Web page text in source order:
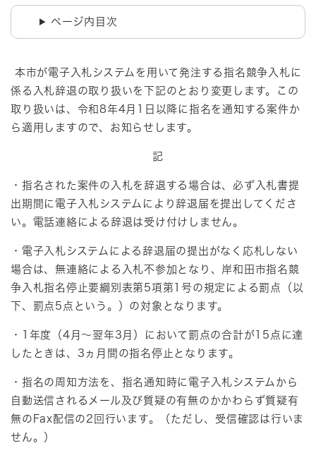
ページ内目次
本市が電子入札システムを用いて発注する指名競争入札に
係る入札辞退の取り扱いを下記のとおり変更します。この
取り扱いは、令和8年4月1日以降に指名を通知する案件か
ら適用しますので、お知らせします。
記
・指名された案件の入札を辞退する場合は、必ず入札書提
出期間に電子入札システムにより辞退届を提出してくださ
い。電話連絡による辞退は受け付けしません。
・電子入札システムによる辞退届の提出がなく応札しない
場合は、無連絡による入札不参加となり、岸和田市指名競
争入札指名停止要綱別表第5項第1号の規定による罰点（以
下、罰点5点という。）の対象となります。
・1年度（4月～翌年3月）において罰点の合計が15点に達
したときは、3ヵ月間の指名停止となります。
・指名の周知方法を、指名通知時に電子入札システムから
自動送信されるメール及び質疑の有無のかかわらず質疑有
無のFax配信の2回行います。（ただし、受信確認は行いま
せん。）